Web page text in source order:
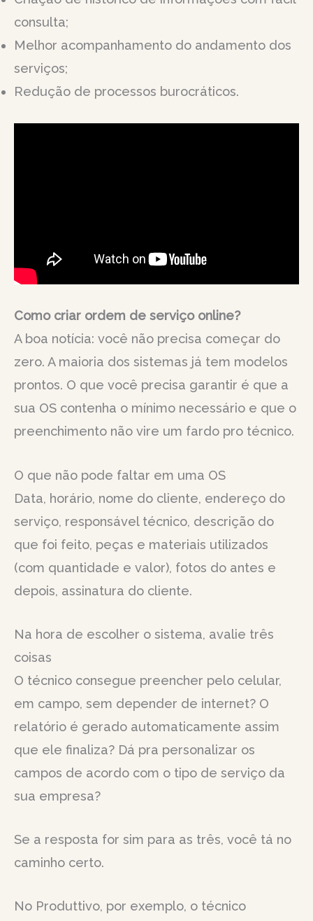
consulta;
Melhor acompanhamento do andamento dos
serviços;
Redução de processos burocráticos.
Como criar ordem de serviço online?
A boa notícia: você não precisa começar do
zero. A maioria dos sistemas já tem modelos
prontos. O que você precisa garantir é que a
sua OS contenha o mínimo necessário e que o
preenchimento não vire um fardo pro técnico.
O que não pode faltar em uma OS
Data, horário, nome do cliente, endereço do
serviço, responsável técnico, descrição do
que foi feito, peças e materiais utilizados
(com quantidade e valor), fotos do antes e
depois, assinatura do cliente.
Na hora de escolher o sistema, avalie três
coisas
O técnico consegue preencher pelo celular,
em campo, sem depender de internet? O
relatório é gerado automaticamente assim
que ele finaliza? Dá pra personalizar os
campos de acordo com o tipo de serviço da
sua empresa?
Se a resposta for sim para as três, você tá no
caminho certo.
No Produttivo, por exemplo, o técnico